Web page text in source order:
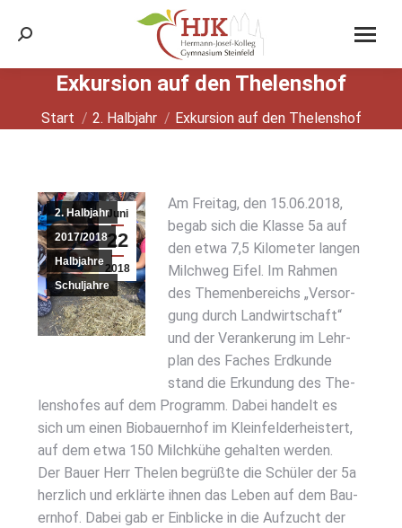
Search:
Exkur­si­on auf den The­len­s­hof
Sie befinden sich hier:
Start 2. Halbjahr Exkur­si­on auf den The­len­s­hof
Juni
22
2018
2. Halbjahr
2017/2018
Halbjahre
Schuljahre
Am Frei­tag, den 15.06.2018,
begab sich die Klas­se 5a auf
den etwa 7,5 Kilo­me­ter lan­gen
Milch­weg Eifel. Im Rah­men
des The­men­be­reichs „Ver­sor­
gung durch Land­wirt­schaft“
und der Ver­an­ke­rung im Lehr­
plan des Faches Erd­kun­de
stand die Erkun­dung des The­
len­s­ho­fes auf dem Pro­gramm. Dabei han­delt es
sich um einen Bio­bau­ern­hof im Klein­fel­d­er­he­is­tert,
auf dem etwa 150 Milch­kü­he gehal­ten wer­den.
Der Bau­er Herr The­len begrüß­te die Schü­ler der 5a
herz­lich und erklär­te ihnen das Leben auf dem Bau­
ern­hof. Dabei gab er Ein­bli­cke in die Auf­zucht der